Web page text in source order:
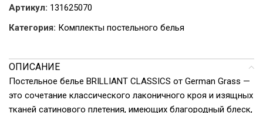
Артикул: 131625070
Категория: Комплекты постельного белья
ОПИСАНИЕ
Постельное белье BRILLIANT CLASSICS от German Grass —
это сочетание классического лаконичного кроя и изящных
тканей сатинового плетения, имеющих благородный блеск,